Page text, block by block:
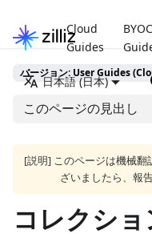
Cloud
Guides
BYOC
日本語 (日本)
バージョン: User Guides
このページの見出し
[説明] このページは機械
ざいましたら、報
コレクシ